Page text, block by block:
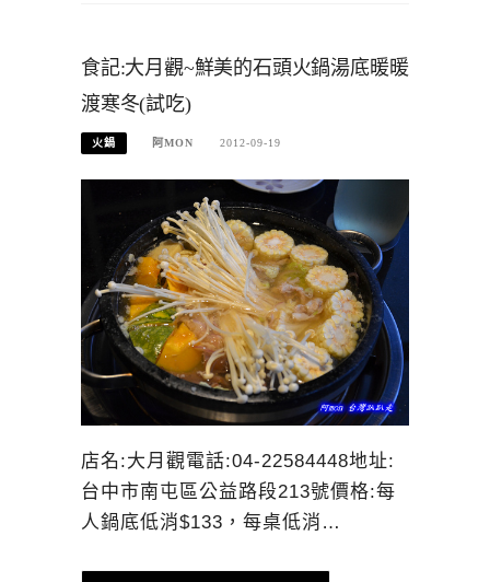
食記:大月觀~鮮美的石頭火鍋湯底暖暖
渡寒冬(試吃)
火鍋 阿MON 2012-09-19
店名:大月觀電話:04-22584448地址:
台中市南屯區公益路段213號價格:每
人鍋底低消$133，每桌低消…